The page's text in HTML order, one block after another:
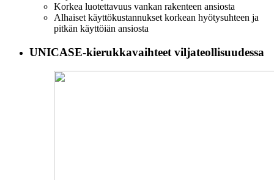
Korkea luotettavuus vankan rakenteen ansiosta
Alhaiset käyttökustannukset korkean hyötysuhteen ja
pitkän käyttöiän ansiosta
UNICASE-kierukkavaihteet viljateollisuudessa